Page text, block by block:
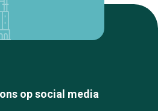
op social media